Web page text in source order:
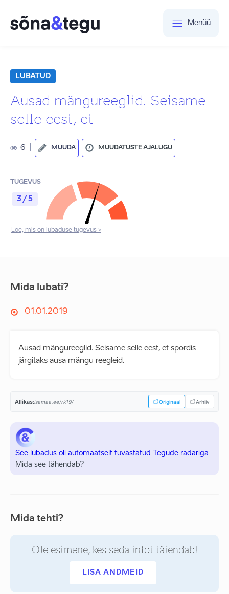
Menüü
LUBATUD
Ausad mängureeglid. Seisame
selle eest, et
6 MUUDA MUUDATUSTE AJALUGU
TUGEVUS
3 / 5
Loe, mis on lubaduse tugevus >
Mida lubati?
01.01.2019
Ausad mängureeglid. Seisame selle eest, et spordis
järgitaks ausa mängu reegleid.
Allikas:isamaa.ee/rk19/ Originaal Arhiiv
See lubadus oli automaatselt tuvastatud Tegude radariga
Mida see tähendab?
Mida tehti?
Ole esimene, kes seda infot täiendab!
LISA ANDMEID